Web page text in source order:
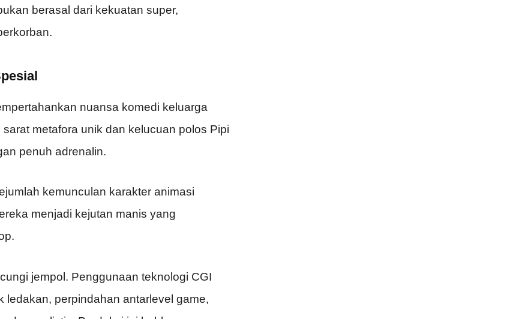
berasal dari kekuatan super,
nuansa komedi keluarga
metafora unik dan kelucuan polos Pipi
penuh adrenalin.
kemunculan karakter animasi
menjadi kejutan manis yang
jempol. Penggunaan teknologi CGI
perpindahan antarlevel game,